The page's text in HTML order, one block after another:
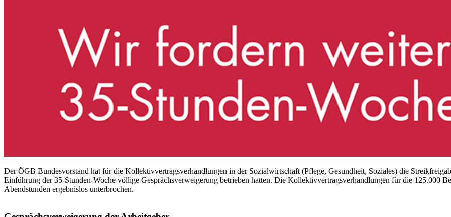
Der ÖGB Bundesvorstand hat für die Kollektivvertragsverhandlungen in der Sozialwirtschaft (Pflege, Gesundheit, Soziales) die
Einführung der 35-Stunden-Woche völlige Gesprächsverweigerung betrieben hatten. Die Kollektivvertragsverhandlungen für die 125.000
Abendstunden ergebnislos unterbrochen.